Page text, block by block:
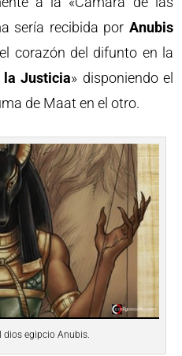
sería recibida por Anubis
corazón del difunto en la
la Justicia» disponiendo el
de Maat en el otro.
dios egipcio Anubis.